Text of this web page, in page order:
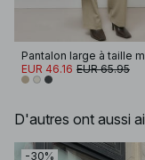
EUR 46.16 EUR 65.95
D'autres ont aussi
-30%